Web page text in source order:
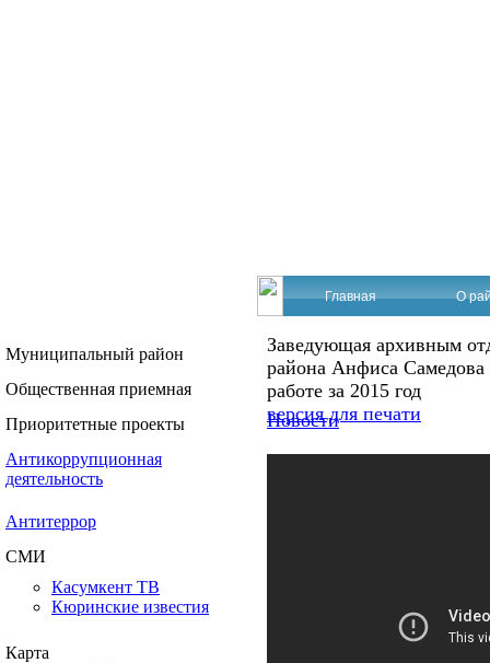
Главная О
Муниципальный район
Общественная приемная
Приоритетные проекты
Антикоррупционная
деятельность
Антитеррор
СМИ
Касумкент ТВ
Кюринские известия
Карта
Заведующая архивным
района Анфиса Самедова
работе за 2015 год
версия для печати
Новости